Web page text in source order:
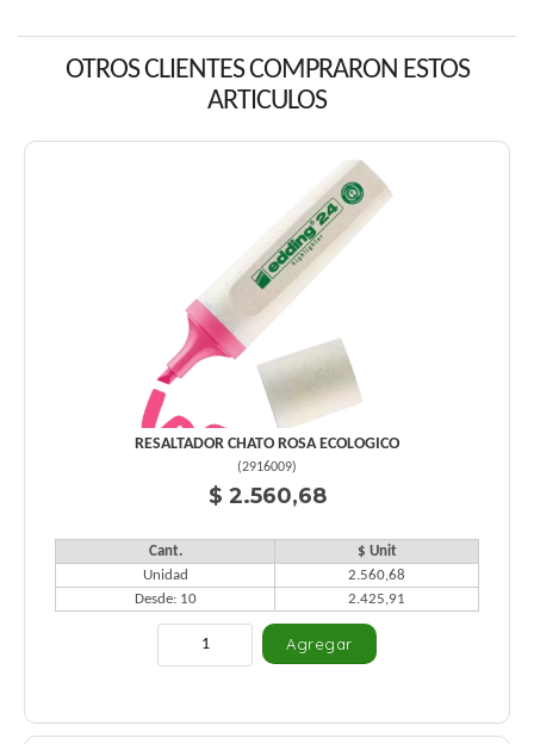
OTROS CLIENTES COMPRARON ESTOS
ARTICULOS
RESALTADOR CHATO ROSA ECOLOGICO
(2916009)
$ 2.560,68
Cant.
$ Unit
Unidad
2.560,68
Desde: 10
2.425,91